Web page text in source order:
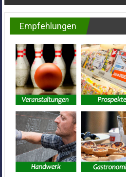
Empfehlungen